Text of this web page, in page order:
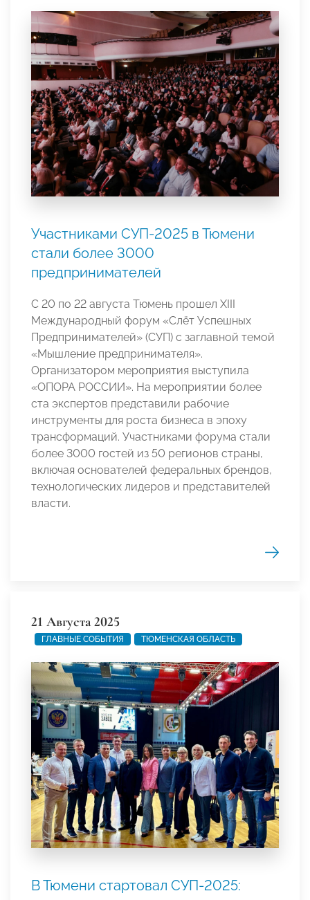
Участниками СУП-2025 в Тюмени
стали более 3000
предпринимателей
С 20 по 22 августа Тюмень прошел XIII
Международный форум «Слёт Успешных
Предпринимателей» (СУП) с заглавной темой
«Мышление предпринимателя».
Организатором мероприятия выступила
«ОПОРА РОССИИ». На мероприятии более
ста экспертов представили рабочие
инструменты для роста бизнеса в эпоху
трансформаций. Участниками форума стали
более 3000 гостей из 50 регионов страны,
включая основателей федеральных брендов,
технологических лидеров и представителей
власти.
21 Августа 2025
ГЛАВНЫЕ СОБЫТИЯ ТЮМЕНСКАЯ ОБЛАСТЬ
В Тюмени стартовал СУП-2025: